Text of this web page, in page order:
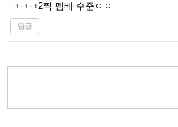
ㅋㅋㅋ2찍 펨베 수준ㅇㅇ
답글